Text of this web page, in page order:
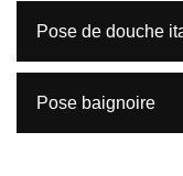
Pose de douche
Pose baignoire